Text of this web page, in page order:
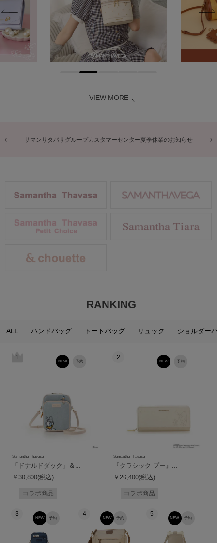
VIEW MORE
商品に関するお詫びとお知らせ
RANKING
ALL ハンドバッグ トートバッグ リュック ショルダー
1
予約
NEW
Samantha Thavasa
「ドナルドダック」＆...
￥30,800(税込)
コラボ商品
2
予約
NEW
Samantha Thavasa
『クラシック プー』...
￥26,400(税込)
コラボ商品
3
予約
NEW
4
予約
NEW
5
予約
NEW